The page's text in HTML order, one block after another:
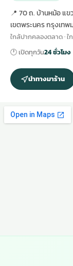
📍 70 ถ. บ้านหม้อ แ
เขตพระนคร กรุงเท
ใกล้ปากคลองตลาด · ใ
🕐 เปิดทุกวัน24 ชั่วโมง
นำทางมาร้าน